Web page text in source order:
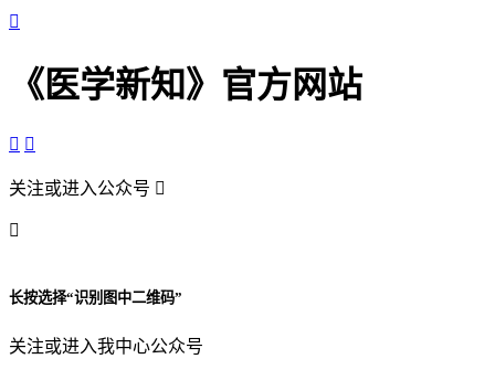

《医学新知》官方网站
 
关注或进入公众号 

长按选择“识别图中二维码”
关注或进入我中心公众号